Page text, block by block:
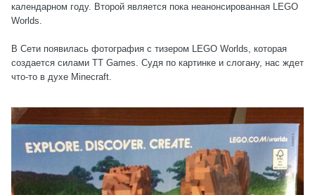
календарном году. Второй является пока неанонсированная LEGO
Worlds.
В Сети появилась фотография с тизером LEGO Worlds, которая
создается силами TT Games. Судя по картинке и слогану, нас ждет
что-то в духе Minecraft.